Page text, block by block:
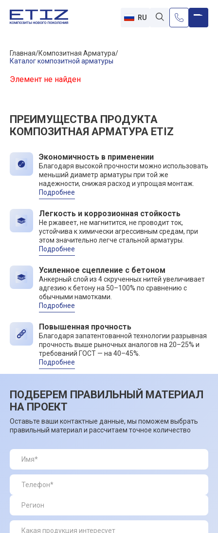
RU
Главная Композитная Арматура
Каталог композитной арматуры
Элемент не найден
ПРЕИМУЩЕСТВА ПРОДУКТА
КОМПОЗИТНАЯ АРМАТУРА ETIZ
Экономичность в применении
Благодаря высокой прочности можно использовать
меньший диаметр арматуры при той же
надежности, снижая расход и упрощая монтаж.
Подробнее
Легкость и коррозионная стойкость
Не ржавеет, не магнитится, не проводит ток,
устойчива к химически агрессивным средам, при
этом значительно легче стальной арматуры.
Подробнее
Усиленное сцепление с бетоном
Анкерный слой из 4 скрученных нитей увеличивает
адгезию к бетону на 50–100% по сравнению с
обычными намотками.
Подробнее
Повышенная прочность
Благодаря запатентованной технологии разрывная
прочность выше рыночных аналогов на 20–25% и
требований ГОСТ — на 40–45%.
Подробнее
ПОДБЕРЕМ ПРАВИЛЬНЫЙ МАТЕРИАЛ
НА ПРОЕКТ
Оставьте ваши контактные данные, мы поможем выбрать
правильный материал и рассчитаем точное количество